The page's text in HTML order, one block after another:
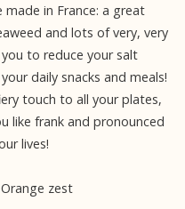
made in France: a great
and lots of very, very
to reduce your salt
daily snacks and meals!
touch to all your plates,
like frank and pronounced
lives!
zest